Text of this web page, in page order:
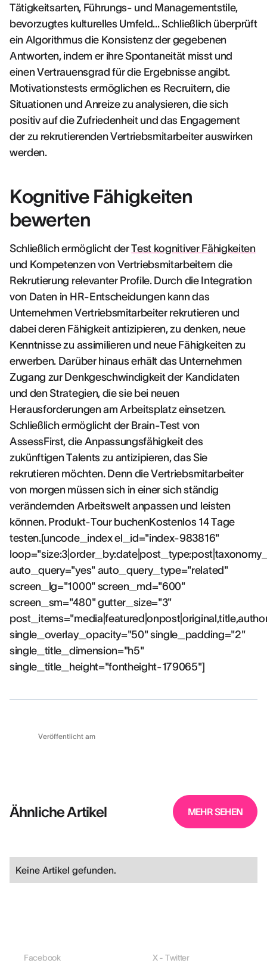
Tätigkeitsarten, Führungs- und Managementstile,
bevorzugtes kulturelles Umfeld... Schließlich überprüft
ein Algorithmus die Konsistenz der gegebenen
Antworten, indem er ihre Spontaneität misst und
einen Vertrauensgrad für die Ergebnisse angibt.
Motivationstests ermöglichen es Recruitern, die
Situationen und Anreize zu analysieren, die sich
positiv auf die Zufriedenheit und das Engagement
der zu rekrutierenden Vertriebsmitarbeiter auswirken
werden.
Kognitive Fähigkeiten
bewerten
Schließlich ermöglicht derTest kognitiver Fähigkeiten
und Kompetenzen von Vertriebsmitarbeitern die
Rekrutierung relevanter Profile. Durch die Integration
von Daten in HR-Entscheidungen kann das
Unternehmen Vertriebsmitarbeiter rekrutieren und
dabei deren Fähigkeit antizipieren, zu denken, neue
Kenntnisse zu assimilieren und neue Fähigkeiten zu
erwerben. Darüber hinaus erhält das Unternehmen
Zugang zur Denkgeschwindigkeit der Kandidaten
und den Strategien, die sie bei neuen
Herausforderungen am Arbeitsplatz einsetzen.
Schließlich ermöglicht der Brain-Test von
AssessFirst, die Anpassungsfähigkeit des
zukünftigen Talents zu antizipieren, das Sie
rekrutieren möchten. Denn die Vertriebsmitarbeiter
von morgen müssen sich in einer sich ständig
verändernden Arbeitswelt anpassen und leisten
können. Produkt-Tour buchenKostenlos 14 Tage
testen.[uncode_index el_id="index-983816"
auto_query="yes" auto_query_type="related"
screen_lg="1000" screen_md="600"
screen_sm="480" gutter_size="3"
single_overlay_opacity="50" single_padding="2"
single_title_dimension="h5"
single_title_height="fontheight-179065"]
Veröffentlicht am
Ähnliche Artikel MEHR SEHEN
Keine Artikel gefunden.
Facebook X - Twitter